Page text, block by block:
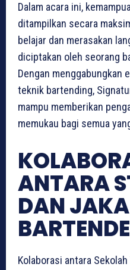
Dalam acara ini,
ditampilkan secara
belajar dan merasakan
diciptakan oleh seorang
Dengan menggabungkan
teknik bartending,
mampu memberikan
memukau bagi semua
ANTARA
DAN
Kolaborasi antara